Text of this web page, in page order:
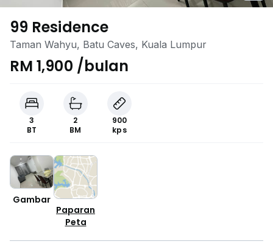
99 Residence
Taman Wahyu, Batu Caves, Kuala Lumpur
RM 1,900 /bulan
3
BT
2
BM
900
kps
Gambar
Paparan
Peta